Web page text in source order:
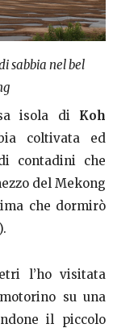
sabbia nel bel
isola di Koh
coltivata ed
contadini che
del Mekong
che dormirò
l’ho visitata
su una
il piccolo